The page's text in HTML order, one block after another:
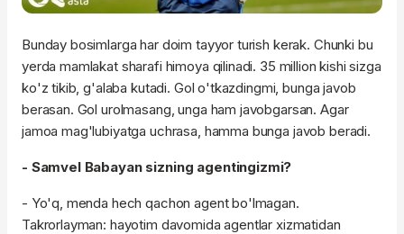
Bunday bosimlarga har doim tayyor turish kerak. Chunki bu
yerda mamlakat sharafi himoya qilinadi. 35 million kishi sizga
ko'z tikib, g'alaba kutadi. Gol o'tkazdingmi, bunga javob
berasan. Gol urolmasang, unga ham javobgarsan. Agar
jamoa mag'lubiyatga uchrasa, hamma bunga javob beradi.
- Samvel Babayan sizning agentingizmi?
- Yo'q, menda hech qachon agent bo'lmagan.
Takrorlayman: hayotim davomida agentlar xizmatidan